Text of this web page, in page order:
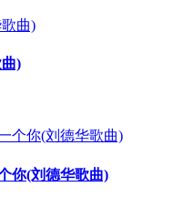
)
你(刘德华歌曲)